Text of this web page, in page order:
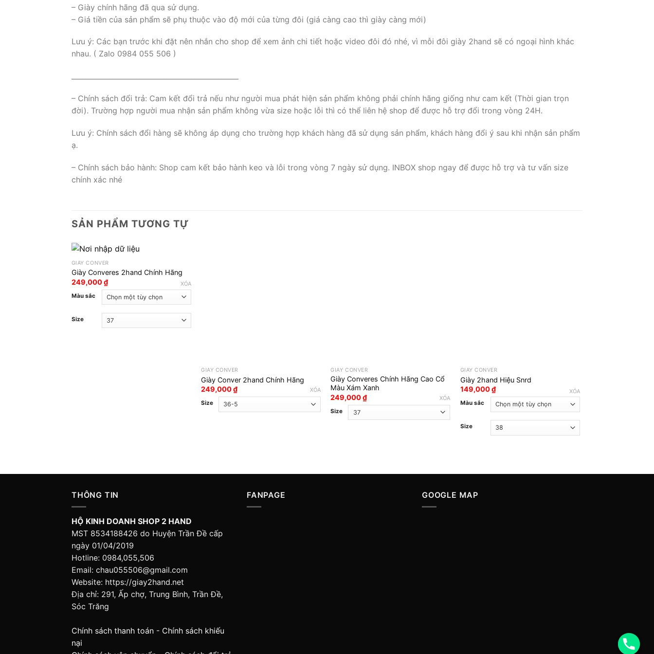
– Giày chính hãng đã qua sử dụng.
– Giá tiền của sản phẩm sẽ phụ thuộc vào độ mới của từng đôi (giá càng cao thì giày càng mới)
Lưu ý: Các bạn trước khi đặt nên nhắn cho shop để xem ảnh chi tiết hoặc video đôi đó nhé, vì mỗi đôi giày 2hand sẽ có ngoại hình khác
nhau. ( Zalo 0984 055 506 )
– Chính sách đổi trả: Cam kết đổi trả nếu như người mua phát hiện sản phẩm không phải chính hãng giống như cam kết (Thời gian trọn
đời). Trường hợp người mua nhận sản phẩm không vừa size hoặc lỗi thì có thể liên hệ shop để được hỗ trợ đổi trong vòng 24H.
Lưu ý: Chính sách đổi hàng sẽ không áp dụng cho trường hợp khách hàng đã sử dụng sản phẩm, khách hàng đổi ý sau khi nhận sản phẩm
ạ.
– Chính sách bảo hành: Shop cam kết bảo hành keo và lỗi trong vòng 7 ngày sử dụng. INBOX shop ngay để được hỗ trợ và tư vấn size
chính xác nhé
SẢN PHẨM TƯƠNG TỰ
GIÀY CONVER
Giày Converes 2hand Chính Hãng
249,000₫
Màu sắc
Size
XÓA
GIÀY CONVER
Giày Conver 2hand Chính Hãng
249,000₫
Size
XÓA
GIÀY CONVER
Giày Converes Chính Hãng Cao Cổ
Màu Xám Xanh
249,000₫
Size
XÓA
GIÀY CONVER
Giày 2hand Hiệu Snrd
149,000₫
Màu sắc
Size
XÓA
THÔNG TIN
HỘ KINH DOANH SHOP 2 HAND
MST 8534188426 do Huyện Trần Đề cấp
ngày 01/04/2019
Hotline: 0984,055,506
Email: chau055506@gmail.com
Website: https://giay2hand.net
Địa chỉ: 291, Ấp chợ, Trung Bình, Trần Đề,
Sóc Trăng
Chính sách thanh toán - Chính sách khiếu
nại
FANPAGE GOOGLE MAP